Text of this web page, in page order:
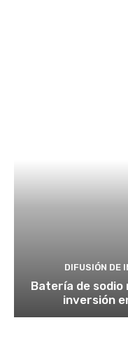
DIFUSIÓN DE
Batería de
inversión